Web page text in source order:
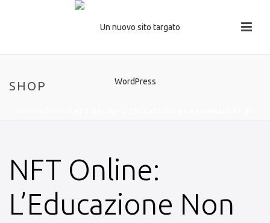
SHOP
NFT Online:
L’Educazione Non